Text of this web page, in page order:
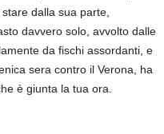
dalla sua parte,
davvero solo, avvolto dalle
da fischi assordanti, e
sera contro il Verona, ha
è giunta la tua ora.